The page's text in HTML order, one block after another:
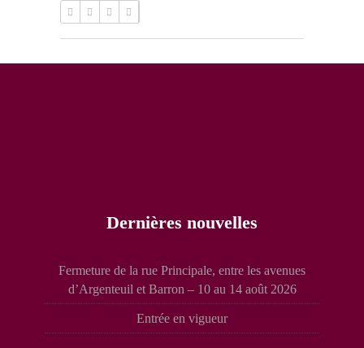
Dernières nouvelles
Fermeture de la rue Principale, entre les avenues
d’Argenteuil et Barron – 10 au 14 août 2026
Entrée en vigueur